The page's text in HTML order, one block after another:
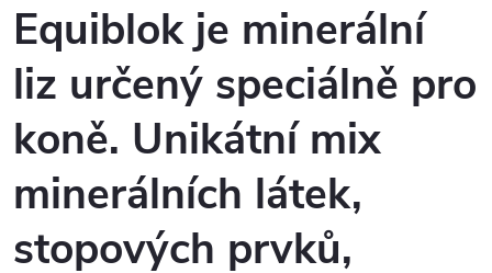
Equiblok je minerální
liz určený speciálně pro
koně. Unikátní mix
minerálních látek,
stopových prvků,